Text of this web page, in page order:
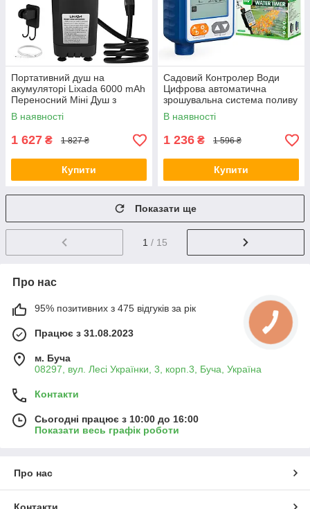
Портативний душ на
акумуляторі Lixada 6000 mAh
Переносний Міні Душ з
дисплєм для туризму
кемпінгу Акумуляторний
В наявності
1 627 ₴ 1 827 ₴
Купити
Садовий Контролер Води
Цифрова автоматична
зрошувальна система поливу
з таймером з LCD екраном
IPX6 для садових рослин,
В наявності
1 236 ₴ 1 596 ₴
Купити
Показати ще
1 / 15
Про нас
95% позитивних з 475 відгуків за рік
Працює з 31.08.2023
м. Буча
08297, вул. Лесі Українки, 3, корп.3, Буча, Україна
Контакти
Сьогодні працює з 10:00 до 16:00
Показати весь графік роботи
Про нас